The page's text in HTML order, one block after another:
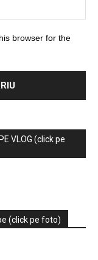
browser for the
VLOG (click pe
(click pe foto)